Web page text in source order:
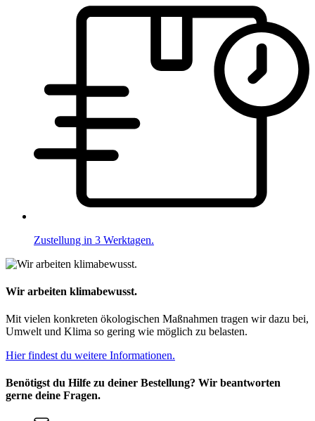
Zustellung in 3 Werktagen.
Wir arbeiten klimabewusst.
Mit vielen konkreten ökologischen Maßnahmen tragen wir dazu bei,
Umwelt und Klima so gering wie möglich zu belasten.
Hier findest du weitere Informationen.
Benötigst du Hilfe zu deiner Bestellung? Wir beantworten
gerne deine Fragen.